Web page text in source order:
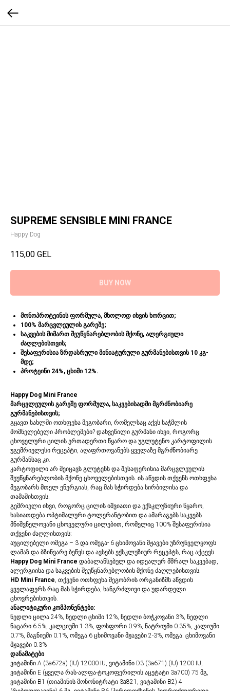
SUPREME SENSIBLE MINI FRANCE
Happy Dog
115,00 GEL
BUY NOW
მონოპროტეინის ფორმულა, მხოლოდ იხვის ხორცით;
100% მარცვლეულის გარეშე;
საკვების მიმართ შეუწყნარებლობის მქონე, ალერგიული
ძაღლებისთვის;
შესაფერისია ზრდასრული მინიატურული გურმანებისთვის 10 კგ-
მდე;
პროტეინი 24%, ცხიმი 12%.
Happy Dog Mini France
მარცვლეულის გარეშე ფორმულა, საკვებისადმი მგრძნობიარე
გურმანებისთვის;
გყავთ სახლში ოთხფეხა მეგობარი, რომელსაც აქვს საჭმლის
მომნელებელი პრობლემები? დახვეწილი გურმანი იხვი, როგორც
ცხოველური ცილის ერთადერთი წყარო და უგლუტენო კარტოფილის
უგემრიელესი რეცეპტი, აღაფრთოვანებს ყველაზე მგრძნობიარე
გურმანსაც კი.
კარტოფილი არ შეიცავს გლუტენს და შესაფერისია მარცვლეულის
შეუწყნარებლობის მქონე ცხოველებისთვის. ის აწვდის თქვენს ოთხფეხა
მეგობარს მთელ ენერგიას, რაც მას სჭირდება სირბილისა და
თამაშისთვის.
გემრიელი იხვი, როგორც ცილის იშვიათი და ექსკლუზიური წყარო,
ხასიათდება ოპტიმალური ტოლერანტობით და ამარაგებს საკვებს
მნიშვნელოვანი ცხოველური ცილებით, რომელიც 100% შესაფერისია
თქვენი ძაღლისთვის;
აუცილებელი ომეგა – 3 და ომეგა- 6 ცხიმოვანი მჟავები უზრუნველყოფს
ლამაზ და ბზინვარე ბეწვს და ავსებს ექსკლუზიურ რეცეპტს, რაც აქცევს
Happy Dog Mini France დაბალანსებულ და იდეალურ მშრალ საკვებად,
ალერგიისა და საკვების შეუწყნარებლობის მქონე ძაღლებისთვის.
HD Mini France, თქვენი ოთხფეხა მეგობრის ორგანიზმს აწვდის
ყველაფერს რაც მას სჭირდება, ხანგრძლივი და უდარდელი
ცხოვრებისთვის.
ანალიტიკური კომპონენტები:
ნედლი ცილა 24%, ნედლი ცხიმი 12%, ნედლი ბოჭკოვანი 3%, ნედლი
ნაცარი 6.5%, კალციუმი 1.3%, ფოსფორი 0.9%, ნატრიუმი 0.35%, კალიუმი
0.7%, მაგნიუმი 0.1%, ომეგა 6 ცხიმოვანი მჟავები 2-3%, ომეგა. ცხიმოვანი
მჟავები 0.3%
დანამატები
ვიტამინი A (3a672a) (IU) 12000 IU, ვიტამინი D3 (3a671).(IU) 1200 IU,
ვიტამინი E (ყველა რას-ალფა-ტოკოფერილის აცეტატი 3a700) 75 მგ,
ვიტამინი B1 (თიამინის მონონიტრატი 3a821, ვიტამინი B2) 4